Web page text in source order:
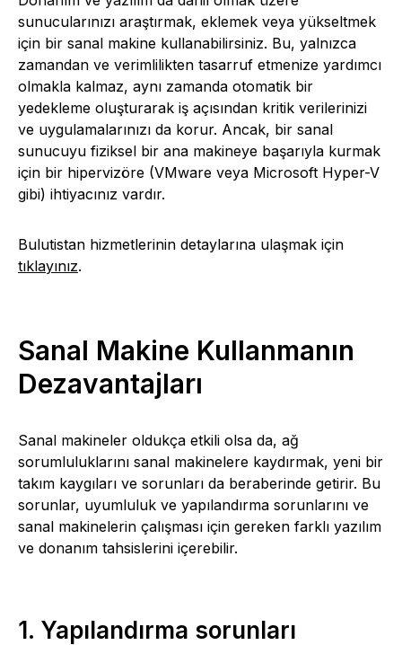
sunucularınızı araştırmak, eklemek veya yükseltmek
için bir sanal makine kullanabilirsiniz. Bu, yalnızca
zamandan ve verimlilikten tasarruf etmenize yardımcı
olmakla kalmaz, aynı zamanda otomatik bir
yedekleme oluşturarak iş açısından kritik verilerinizi
ve uygulamalarınızı da korur. Ancak, bir sanal
sunucuyu fiziksel bir ana makineye başarıyla kurmak
için bir hipervizöre (VMware veya Microsoft Hyper-V
gibi) ihtiyacınız vardır.
Bulutistan hizmetlerinin detaylarına ulaşmak için
tıklayınız.
Sanal Makine Kullanmanın
Dezavantajları
Sanal makineler oldukça etkili olsa da, ağ
sorumluluklarını sanal makinelere kaydırmak, yeni bir
takım kaygıları ve sorunları da beraberinde getirir. Bu
sorunlar, uyumluluk ve yapılandırma sorunlarını ve
sanal makinelerin çalışması için gereken farklı yazılım
ve donanım tahsislerini içerebilir.
1. Yapılandırma sorunları